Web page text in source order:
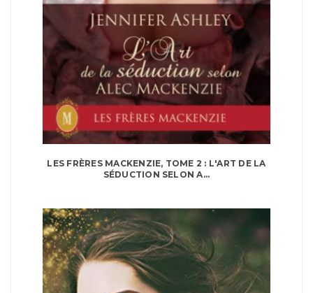
LES FRÈRES MACKENZIE, TOME 2 : L'ART DE LA
SÉDUCTION SELON A...